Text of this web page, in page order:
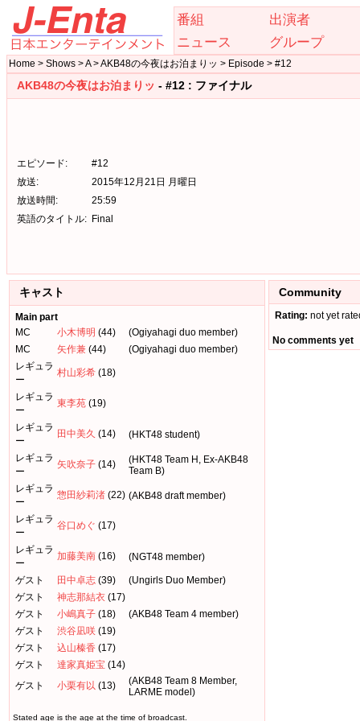
番組
出演者
ニュース
グループ
Home > Shows > A > AKB48の今夜はお泊まりッ > Episode > #12
AKB48の今夜はお泊まりッ - #12 : ファイナル
エピソード:
#12
放送:
2015年12月21日 月曜日
放送時間:
25:59
英語のタイトル: Final
キャスト
Main part
MC
小木博明 (44)
(Ogiyahagi duo member)
MC
矢作兼 (44)
(Ogiyahagi duo member)
レギュラ
ー
村山彩希 (18)
レギュラ
ー
東李苑 (19)
レギュラ
ー
田中美久 (14) (HKT48 student)
レギュラ
ー
矢吹奈子 (14)
(HKT48 Team H, Ex-AKB48
Team B)
レギュラ
ー
惣田紗莉渚 (22) (AKB48 draft member)
レギュラ
ー
谷口めぐ (17)
レギュラ
ー
加藤美南 (16) (NGT48 member)
ゲスト 田中卓志 (39)
(Ungirls Duo Member)
ゲスト
神志那結衣 (17)
ゲスト
小嶋真子 (18)
(AKB48 Team 4 member)
ゲスト
渋谷凪咲 (19)
ゲスト
込山榛香 (17)
ゲスト
達家真姫宝 (14)
ゲスト
小栗有以 (13)
(AKB48 Team 8 Member,
LARME model)
Stated age is the age at the time of broadcast.
Community
Rating: not yet
No comments yet